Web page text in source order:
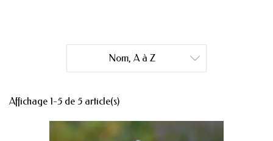
Nom, A à Z 
Affichage 1-5 de 5 article(s)